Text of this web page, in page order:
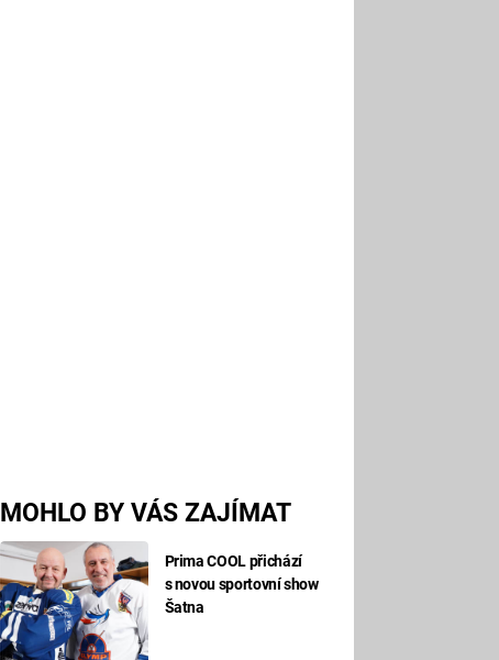
MOHLO BY VÁS ZAJÍMAT
Prima COOL přichází
s novou sportovní show
Šatna